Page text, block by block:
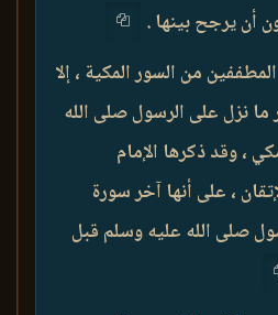
أن يرجح بينها .
من السور المكية ، إلا
ما نزل على الرسول صلى الله
، وقد ذكرها الإمام
، على أنها آخر سورة
صلى الله عليه وسلم قبل